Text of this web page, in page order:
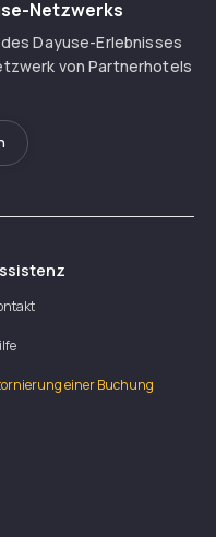
Netzwerks
Dayuse-Erlebnisses
von Partnerhotels
einer Buchung